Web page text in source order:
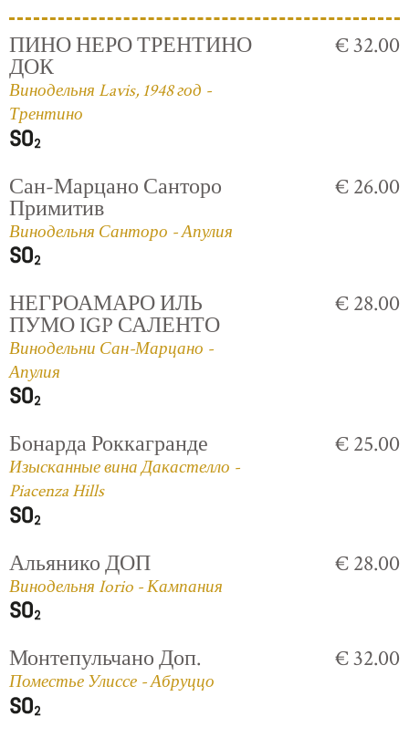
ПИНО НЕРО ТРЕНТИНО
ДОК
Винодельня Lavis, 1948 год -
Трентино
€ 32.00
Сан-Марцано Санторо
Примитив
Винодельня Санторо - Апулия
€ 26.00
НЕГРОАМАРО ИЛЬ
ПУМО IGP САЛЕНТО
Винодельни Сан-Марцано -
Апулия
€ 28.00
Бонарда Роккагранде
Изысканные вина Дакастелло -
Piacenza Hills
€ 25.00
Альянико ДОП
Винодельня Iorio - Кампания
€ 28.00
Монтепульчано Доп.
Поместье Улиссе - Абруццо
€ 32.00